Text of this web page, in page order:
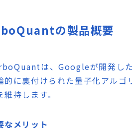
の製品概要
は、Googleが開発した
的に裏付けられた量子化アル
維持します。
なメリット